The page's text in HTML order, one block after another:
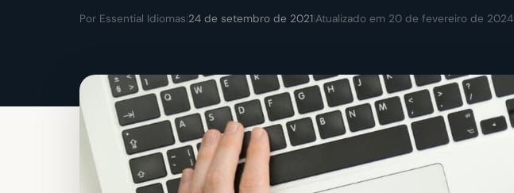
Por Essential Idiomas|24 de setembro de 2021|Atualizado em 20 de fevereiro de 2024